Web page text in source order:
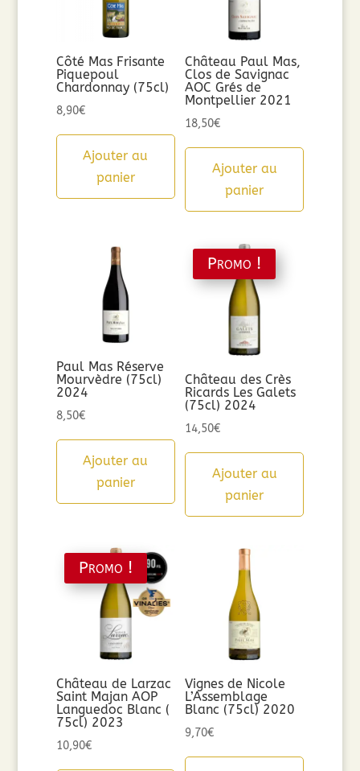
Côté Mas Frisante
Piquepoul
Chardonnay (75cl)
8,90€
Ajouter au
panier
Château Paul Mas,
Clos de Savignac
AOC Grés de
Montpellier 2021
18,50€
Ajouter au
panier
Paul Mas Réserve
Mourvèdre (75cl)
2024
8,50€
Ajouter au
panier
Promo !
Château des Crès
Ricards Les Galets
(75cl) 2024
14,50€
Ajouter au
panier
Promo !
Château de Larzac
Saint Majan AOP
Languedoc Blanc (
75cl) 2023
10,90€
Vignes de Nicole
L’Assemblage
Blanc (75cl) 2020
9,70€